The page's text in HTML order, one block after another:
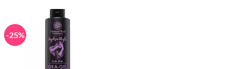
-25%